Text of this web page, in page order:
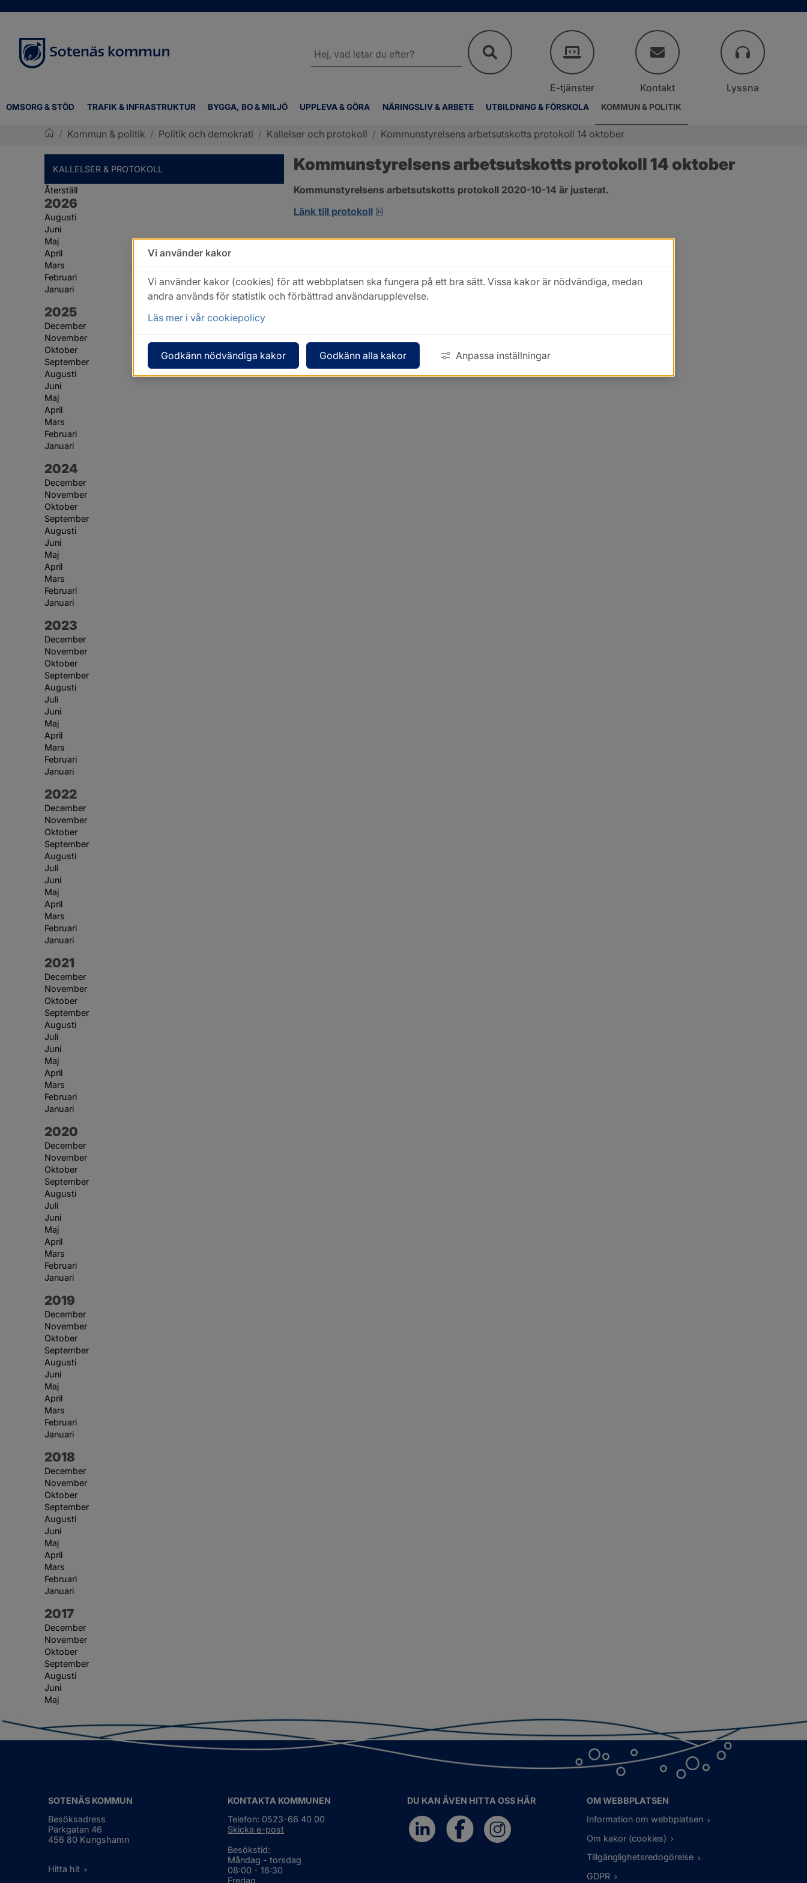
OMSORG & STÖD TRAFIK & INFRASTRUKTUR BYGGA, BO & MILJÖ UPPLEVA & GÖRA NÄRINGSLIV & ARBETE UTBILDNING & FÖRSKOLA KOMMUN & POLITIK
webbplatsen
E-tjänster Kontakt Lyssna
/ Kommun & politik / Politik och demokrati / Kallelser och protokoll / Kommunstyrelsens arbetsutskotts protokoll 14 oktober
KALLELSER & PROTOKOLL
Återställ
År:
2026
Augusti
Juni
Maj
April
Mars
Februari
Januari
År:
2025
December
November
Oktober
September
Augusti
Juni
Maj
April
Mars
Februari
Januari
År:
2024
December
November
Oktober
September
Augusti
Juni
Maj
April
Mars
Februari
Januari
År:
2023
December
November
Oktober
September
Augusti
Juli
Juni
Maj
April
Mars
Februari
Januari
År:
2022
December
November
Oktober
September
Augusti
Juli
Juni
Maj
April
Mars
Februari
Januari
År:
2021
December
November
Oktober
September
Augusti
Juli
Juni
Maj
April
Mars
Februari
Januari
År:
2020
December
November
Oktober
September
Augusti
Juli
Juni
Maj
April
Mars
Februari
Januari
År:
2019
December
November
Oktober
September
Augusti
Juni
Maj
April
Mars
Februari
Januari
År:
2018
December
November
Oktober
September
Augusti
Juni
Maj
April
Mars
Februari
Januari
År:
2017
December
November
Oktober
September
Augusti
Juni
Maj
Kommunstyrelsens arbetsutskotts protokoll 14 oktober
Kommunstyrelsens arbetsutskotts protokoll 2020-10-14 är justerat.
Länk till protokoll
pdf, 413.3 kB, öppnas i nytt fönster.
SOTENÄS KOMMUN
Besöksadress
Parkgatan 46
456 80 Kungshamn
Hitta hit
KONTAKTA KOMMUNEN
Telefon: 0523-66 40 00
Skicka e-post
Besökstid:
Måndag - torsdag
08:00 - 16:30
Fredag
DU KAN ÄVEN HITTA OSS HÄR
OM WEBBPLATSEN
Information om webbplatsen
Om kakor (cookies)
Tillgänglighetsredogörelse
GDPR
Vi använder kakor
Vi använder kakor (cookies) för att webbplatsen ska fungera på ett bra sätt. Vissa kakor är nödvändiga, medan
andra används för statistik och förbättrad användarupplevelse.
Läs mer i vår cookiepolicy
Godkänn nödvändiga kakor Godkänn alla kakor Anpassa inställningar